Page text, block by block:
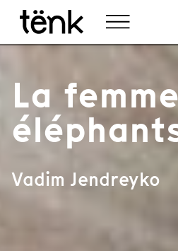
La
Vadim Jendreyko